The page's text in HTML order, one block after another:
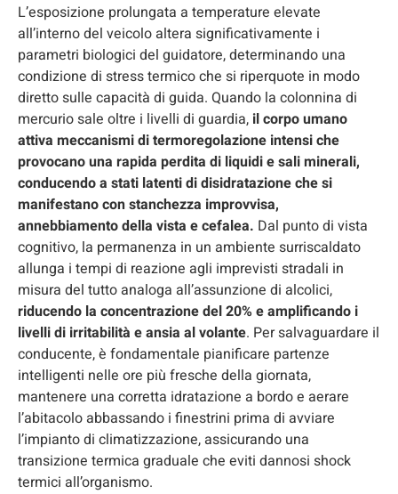
L’esposizione prolungata a temperature elevate
all’interno del veicolo altera significativamente i
parametri biologici del guidatore, determinando una
condizione di stress termico che si riperquote in modo
diretto sulle capacità di guida. Quando la colonnina di
mercurio sale oltre i livelli di guardia, il corpo umano
attiva meccanismi di termoregolazione intensi che
provocano una rapida perdita di liquidi e sali minerali,
conducendo a stati latenti di disidratazione che si
manifestano con stanchezza improvvisa,
annebbiamento della vista e cefalea. Dal punto di vista
cognitivo, la permanenza in un ambiente surriscaldato
allunga i tempi di reazione agli imprevisti stradali in
misura del tutto analoga all’assunzione di alcolici,
riducendo la concentrazione del 20% e amplificando i
livelli di irritabilità e ansia al volante. Per salvaguardare il
conducente, è fondamentale pianificare partenze
intelligenti nelle ore più fresche della giornata,
mantenere una corretta idratazione a bordo e aerare
l’abitacolo abbassando i finestrini prima di avviare
l’impianto di climatizzazione, assicurando una
transizione termica graduale che eviti dannosi shock
termici all’organismo.